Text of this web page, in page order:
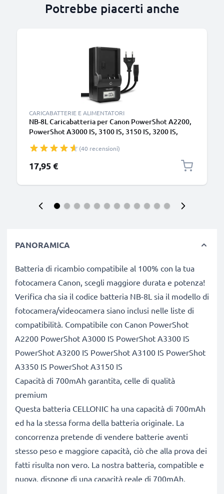
Potrebbe piacerti anche
CARICABATTERIE E ALIMENTATORI
NB-8L Caricabatteria per Canon PowerShot A2200,
PowerShot A3000 IS, 3100 IS, 3150 IS, 3200 IS,
CELLONIC
(40 recensioni)
17,95 €
PANORAMICA
Batteria di ricambio compatibile al 100% con la tua
fotocamera Canon, scegli maggiore durata e potenza!
Verifica cha sia il codice batteria NB-8L sia il modello di
fotocamera/videocamera siano inclusi nelle liste di
compatibilità. Compatibile con Canon PowerShot
A2200 PowerShot A3000 IS PowerShot A3300 IS
PowerShot A3200 IS PowerShot A3100 IS PowerShot
A3350 IS PowerShot A3150 IS
Capacità di 700mAh garantita, celle di qualità
premium
Questa batteria CELLONIC ha una capacità di 700mAh
ed ha la stessa forma della batteria originale. La
concorrenza pretende di vendere batterie aventi
stesso peso e maggiore capacità, ciò che alla prova dei
fatti risulta non vero. La nostra batteria, compatible e
nuova, dispone di una capacità reale di 700mAh,